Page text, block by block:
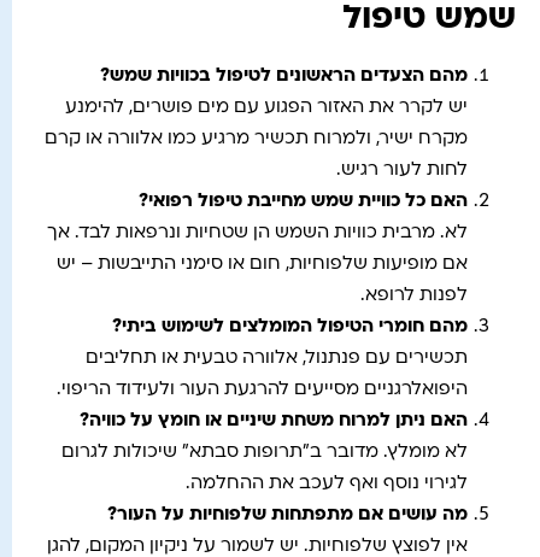
שמש טיפול
מהם הצעדים הראשונים לטיפול בכוויות שמש?
יש לקרר את האזור הפגוע עם מים פושרים, להימנע
מקרח ישיר, ולמרוח תכשיר מרגיע כמו אלוורה או קרם
לחות לעור רגיש.
האם כל כוויית שמש מחייבת טיפול רפואי?
לא. מרבית כוויות השמש הן שטחיות ונרפאות לבד. אך
אם מופיעות שלפוחיות, חום או סימני התייבשות – יש
לפנות לרופא.
מהם חומרי הטיפול המומלצים לשימוש ביתי?
תכשירים עם פנתנול, אלוורה טבעית או תחליבים
היפואלרגניים מסייעים להרגעת העור ולעידוד הריפוי.
האם ניתן למרוח משחת שיניים או חומץ על כוויה?
לא מומלץ. מדובר ב”תרופות סבתא” שיכולות לגרום
לגירוי נוסף ואף לעכב את ההחלמה.
מה עושים אם מתפתחות שלפוחיות על העור?
אין לפוצץ שלפוחיות. יש לשמור על ניקיון המקום, להגן